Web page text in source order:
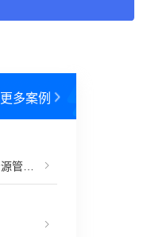
更多案例